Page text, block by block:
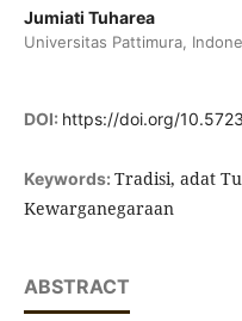
Jumiati Tuharea
Universitas Pattimura,
DOI: https://doi.org/
Keywords: Tradisi, adat
Kewarganegaraan
ABSTRACT